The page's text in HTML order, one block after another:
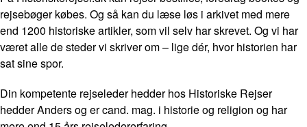
rejsebøger købes. Og så kan du læse løs i arkivet med mere
end 1200 historiske artikler, som vil selv har skrevet. Og vi har
været alle de steder vi skriver om – lige dér, hvor historien har
sat sine spor.
Din kompetente rejseleder hedder hos Historiske Rejser
hedder Anders og er cand. mag. i historie og religion og har